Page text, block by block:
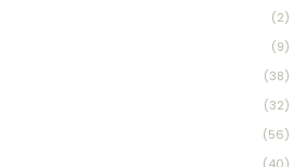
(2)
(9)
(38)
(32)
(56)